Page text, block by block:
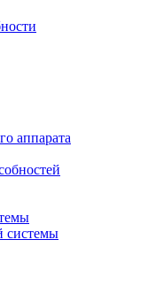
аппарата
системы